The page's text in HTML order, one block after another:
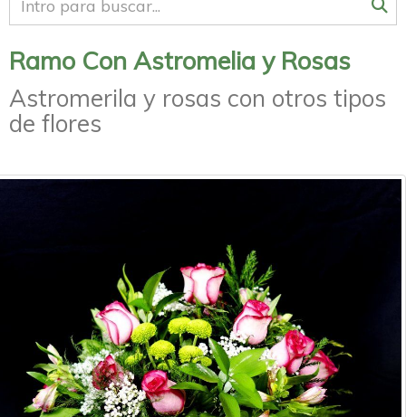
Ramo Con Astromelia y Rosas
Astromerila y rosas con otros tipos
de flores